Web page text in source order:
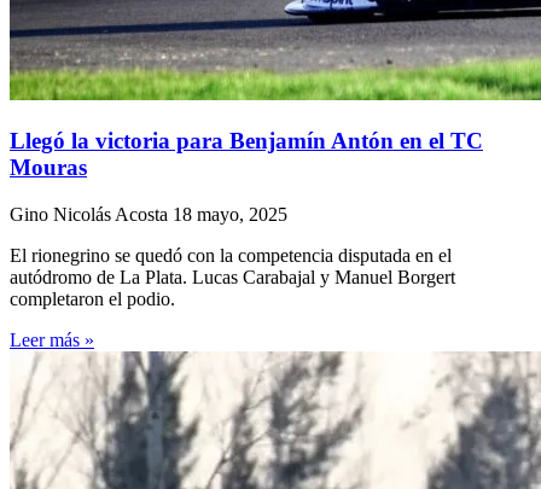
Llegó la victoria para Benjamín Antón en el TC
Mouras
Gino Nicolás Acosta 18 mayo, 2025
El rionegrino se quedó con la competencia disputada en el
autódromo de La Plata. Lucas Carabajal y Manuel Borgert
completaron el podio.
Leer más »